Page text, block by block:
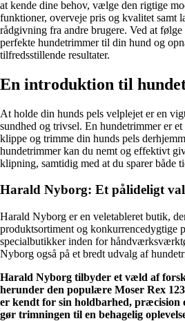
at kende dine behov, vælge den rigtige
funktioner, overveje pris og kvalitet samt
rådgivning fra andre brugere. Ved at
perfekte hundetrimmer til din hund og
tilfredsstillende resultater.
En introduktion til
At holde din hunds pels velplejet er en
sundhed og trivsel. En hundetrimmer er
klippe og trimme din hunds pels
hundetrimmer kan du nemt og effektivt
klipning, samtidig med at du sparer både
Harald Nyborg: Et pålideligt
Harald Nyborg er en veletableret butik,
produktsortiment og konkurrencedygtige
specialbutikker inden for
Nyborg også på et bredt udvalg af
Harald Nyborg tilbyder et væld af
herunder den populære Moser Rex
er kendt for sin holdbarhed, præcision
gør trimningen til en behagelig